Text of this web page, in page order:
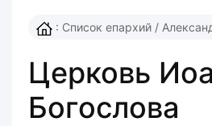
: Список епархий /
Церковь
Богослова